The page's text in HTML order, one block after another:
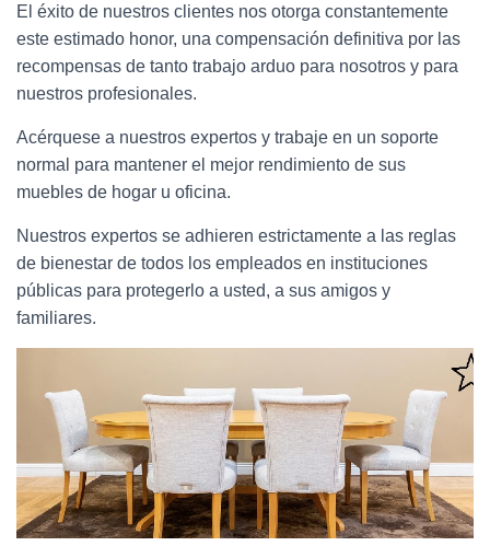
El éxito de nuestros clientes nos otorga constantemente
este estimado honor, una compensación definitiva por las
recompensas de tanto trabajo arduo para nosotros y para
nuestros profesionales.
Acérquese a nuestros expertos y trabaje en un soporte
normal para mantener el mejor rendimiento de sus
muebles de hogar u oficina.
Nuestros expertos se adhieren estrictamente a las reglas
de bienestar de todos los empleados en instituciones
públicas para protegerlo a usted, a sus amigos y
familiares.